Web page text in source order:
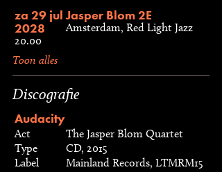
za 29 jul
2028
20.00
Jasper Blom 2E
Amsterdam, Red Light Jazz
Toon alles
Discografie
Audacity
Act
The Jasper Blom Quartet
Type
CD, 2015
Label
Mainland Records, LTMRM15